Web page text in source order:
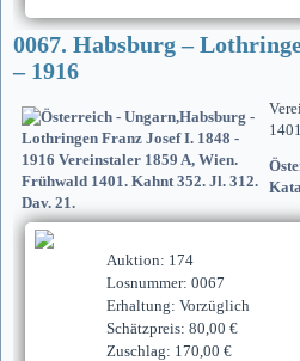
0067. Habsburg –
– 1916
Auktion: 174
Losnummer: 0067
Erhaltung: Vorzüglich
Schätzpreis: 80,00 €
Zuschlag: 170,00 €